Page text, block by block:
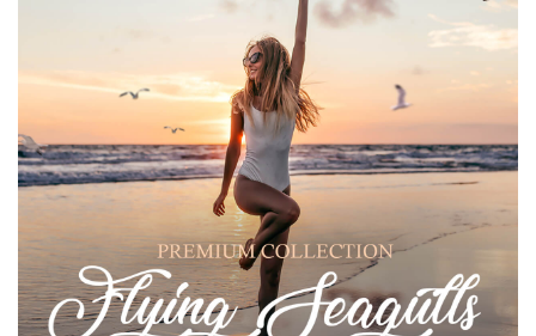
Kérlek, válassz
Free PNG Overlay #29
Small 800*533px